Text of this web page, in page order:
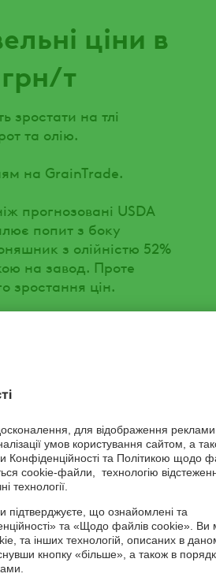
ціни в
т
зростати на тлі
та олію.
на GrainTrade.
прогнозовані USDA
попит з боку
з олійністю 52%
на завод. Проте
зростання цін.
олію виросли на
5-10 $/т до 200-210 $/
20 $/т до 500-510 $/т
20000 грн/т
імпорт рослинних олій
котирувань, але
з понеділка
рінггитів/т або 983